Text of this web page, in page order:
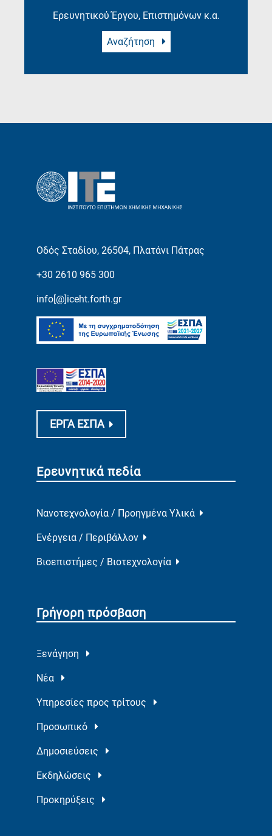
Ερευνητικού Έργου, Επιστημόνων κ.α.
Αναζήτηση
Οδός Σταδίου, 26504, Πλατάνι Πάτρας
+30 2610 965 300
info[@]iceht.forth.gr
ΕΡΓΑ ΕΣΠΑ
Ερευνητικά πεδία
Νανοτεχνολογία / Προηγμένα Υλικά
Ενέργεια / Περιβάλλον
Βιοεπιστήμες / Βιοτεχνολογία
Γρήγορη πρόσβαση
Ξενάγηση
Νέα
Υπηρεσίες προς τρίτους
Προσωπικό
Δημοσιεύσεις
Εκδηλώσεις
Προκηρύξεις